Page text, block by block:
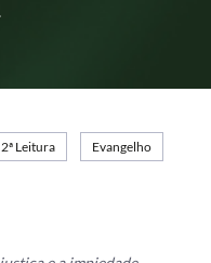
2ª Leitura Evangelho